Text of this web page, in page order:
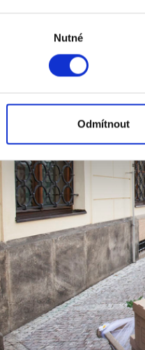
Nutné
Odmítnout